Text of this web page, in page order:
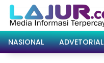
Langsung
konten
NASIONAL
ADVETORIAL